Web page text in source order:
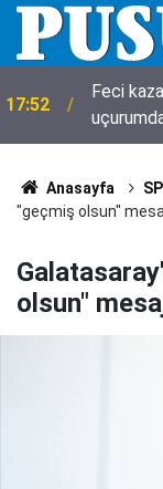
17:52
Feci
Anasayfa
"geçmiş olsun"
olsun"